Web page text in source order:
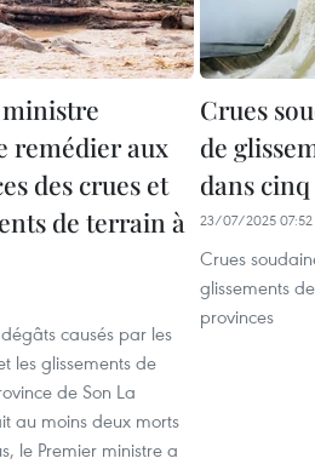
remédier aux
des crues et
de terrain à
causés par les
les glissements de
de Son La
au moins deux morts
le Premier ministre a
Crues
de
dans
23/07/2025 07:52
Crues
glissements
provinces